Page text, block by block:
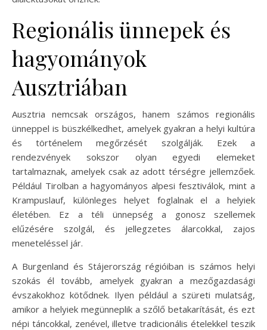
Regionális ünnepek és
hagyományok
Ausztriában
Ausztria nemcsak országos, hanem számos regionális
ünneppel is büszkélkedhet, amelyek gyakran a helyi kultúra
és történelem megőrzését szolgálják. Ezek a
rendezvények sokszor olyan egyedi elemeket
tartalmaznak, amelyek csak az adott térségre jellemzőek.
Például Tirolban a hagyományos alpesi fesztiválok, mint a
Krampuslauf, különleges helyet foglalnak el a helyiek
életében. Ez a téli ünnepség a gonosz szellemek
elűzésére szolgál, és jellegzetes álarcokkal, zajos
meneteléssel jár.
A Burgenland és Stájerország régióiban is számos helyi
szokás él tovább, amelyek gyakran a mezőgazdasági
évszakokhoz kötődnek. Ilyen például a szüreti mulatság,
amikor a helyiek megünneplik a szőlő betakarítását, és ezt
népi táncokkal, zenével, illetve tradicionális ételekkel teszik